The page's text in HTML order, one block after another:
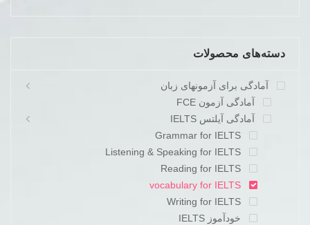
دسته‌های محصولات
آمادگی برای آزمونهای زبان
آمادگی آزمون FCE
آمادگی آیلتس IELTS
Grammar for IELTS
Listening & Speaking for IELTS
Reading for IELTS
vocabulary for IELTS
Writing for IELTS
خودآموز IELTS